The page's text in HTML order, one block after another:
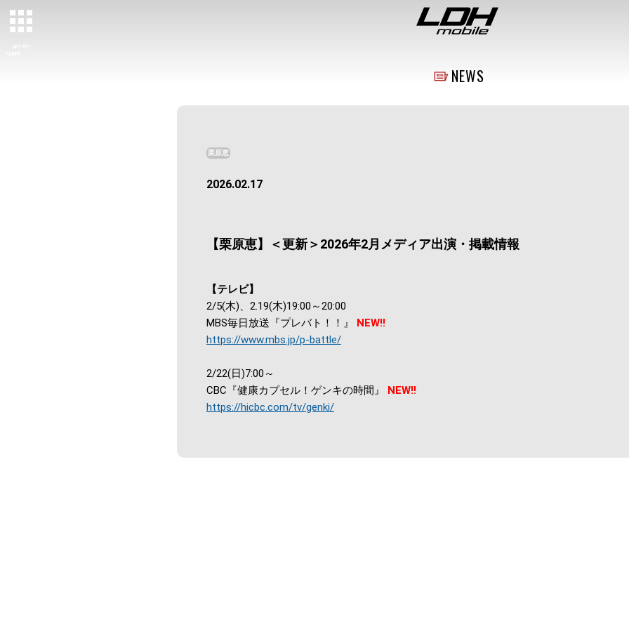
NEWS
栗原恵
2026.02.17
【栗原恵】＜更新＞2026年2月メディア出演・掲載情報
【テレビ】
2/5(木)、2.19(木)19:00～20:00
MBS毎日放送『プレバト！！』 NEW!!
https://www.mbs.jp/p-battle/
2/22(日)7:00～
CBC『健康カプセル！ゲンキの時間』 NEW!!
https://hicbc.com/tv/genki/